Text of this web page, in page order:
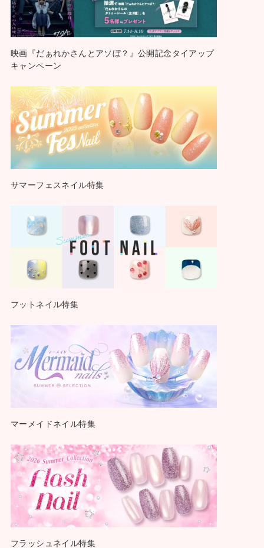
映画『だぁれかさんとアソぼ？』公開記念タイアップ
キャンペーン
サマーフェスネイル特集
フットネイル特集
マーメイドネイル特集
フラッシュネイル特集